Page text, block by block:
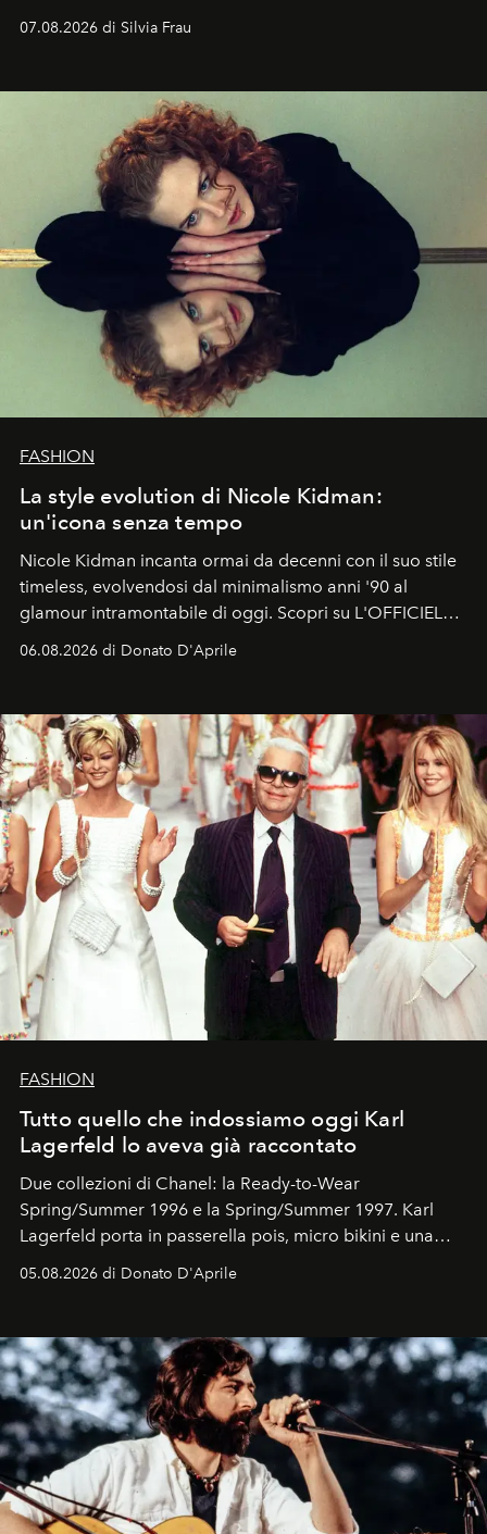
cognizione del tempo. Ma con quadranti così
07.08.2026 di Silvia Frau
FASHION
La style evolution di Nicole Kidman:
un'icona senza tempo
Nicole Kidman incanta ormai da decenni con il suo stile
timeless, evolvendosi dal minimalismo anni '90 al
glamour intramontabile di oggi. Scopri su L'OFFICIEL
Italia la sua style evolution.
06.08.2026 di Donato D'Aprile
FASHION
Tutto quello che indossiamo oggi Karl
Lagerfeld lo aveva già raccontato
Due collezioni di Chanel: la Ready-to-Wear
Spring/Summer 1996 e la Spring/Summer 1997. Karl
Lagerfeld porta in passerella pois, micro bikini e una
logomania pensata per la spiaggia
Kate, Claudia e Carla una dietro l'altra. Trent'anni dopo,
uno dei documenti più contemporanei che abbiamo.
05.08.2026 di Donato D'Aprile